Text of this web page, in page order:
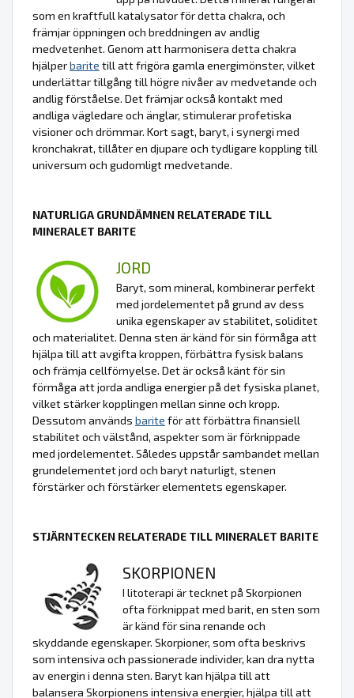
som en kraftfull katalysator för detta chakra, och
främjar öppningen och breddningen av andlig
medvetenhet. Genom att harmonisera detta chakra
hjälperbarite till att frigöra gamla energimönster, vilket
underlättar tillgång till högre nivåer av medvetande och
andlig förståelse. Det främjar också kontakt med
andliga vägledare och änglar, stimulerar profetiska
visioner och drömmar. Kort sagt, baryt, i synergi med
kronchakrat, tillåter en djupare och tydligare koppling till
universum och gudomligt medvetande.
NATURLIGA GRUNDÄMNEN RELATERADE TILL
MINERALET BARITE
JORD
Baryt, som mineral, kombinerar perfekt
med jordelementet på grund av dess
unika egenskaper av stabilitet, soliditet
och materialitet. Denna sten är känd för sin förmåga att
hjälpa till att avgifta kroppen, förbättra fysisk balans
och främja cellförnyelse. Det är också känt för sin
förmåga att jorda andliga energier på det fysiska planet,
vilket stärker kopplingen mellan sinne och kropp.
Dessutom används barite för att förbättra finansiell
stabilitet och välstånd, aspekter som är förknippade
med jordelementet. Således uppstår sambandet mellan
grundelementet jord och baryt naturligt, stenen
förstärker och förstärker elementets egenskaper.
STJÄRNTECKEN RELATERADE TILL MINERALET BARITE
SKORPIONEN
I litoterapi är tecknet på Skorpionen
ofta förknippat med barit, en sten som
är känd för sina renande och
skyddande egenskaper. Skorpioner, som ofta beskrivs
som intensiva och passionerade individer, kan dra nytta
av energin i denna sten. Baryt kan hjälpa till att
balansera Skorpionens intensiva energier, hjälpa till att